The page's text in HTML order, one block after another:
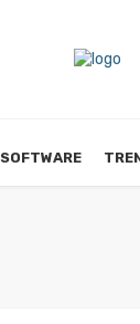
SOFTWARE